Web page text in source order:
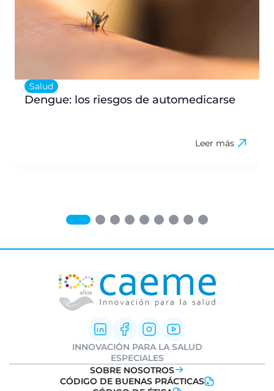
Salud
Dengue: los riesgos de automedicarse
Leer más
INNOVACIÓN PARA LA SALUD
Innovación Farmacéutica
I+D clínica
Sociedad y Medicamentos
Transformación Digital
ESPECIALES
Informe Weber
Ideatón Salud
InnovationDay
SOBRE NOSOTROS
CÓDIGO DE BUENAS PRÁCTICAS